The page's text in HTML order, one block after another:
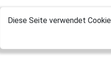
Diese Seite verwendet